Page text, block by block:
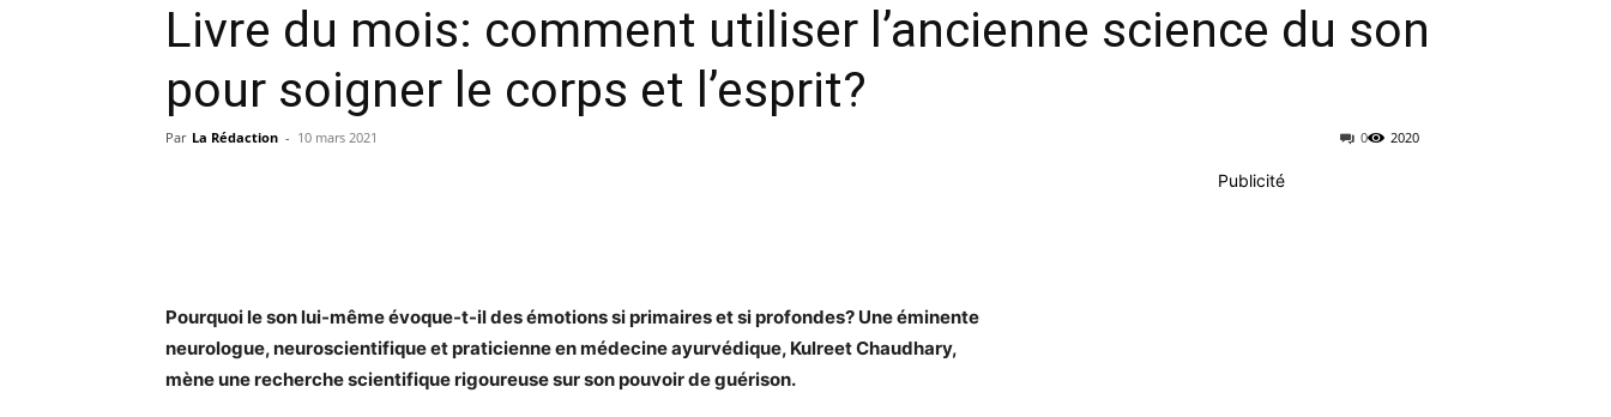
Livre du mois: comment utiliser l’ancienne science du son
pour soigner le corps et l’esprit?
Par La Rédaction - 10 mars 2021 2020
0
Pourquoi le son lui-même évoque-t-il des émotions si primaires et si profondes? Une éminente
neurologue, neuroscientifique et praticienne en médecine ayurvédique, Kulreet Chaudhary,
mène une recherche scientifique rigoureuse sur son pouvoir de guérison.
Publicité